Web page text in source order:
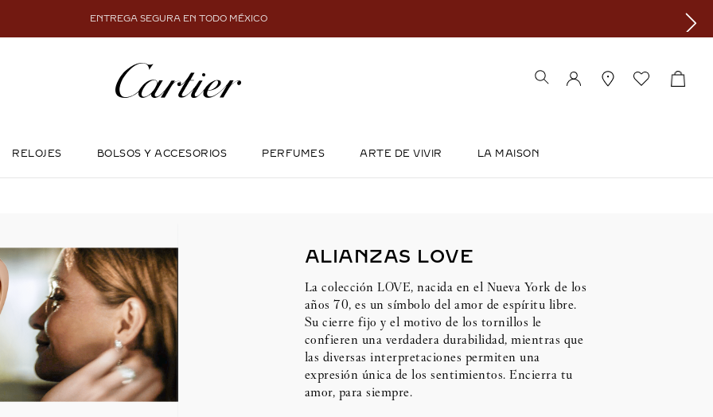
ENTREGA SEGURA EN TODO MÉXICO
RELOJES BOLSOS Y ACCESORIOS PERFUMES ARTE DE VIVIR LA MAISON
ALIANZAS LOVE
La colección LOVE, nacida en el Nueva York de los
años 70, es un símbolo del amor de espíritu libre.
Su cierre fijo y el motivo de los tornillos le
confieren una verdadera durabilidad, mientras que
las diversas interpretaciones permiten una
expresión única de los sentimientos. Encierra tu
amor, para siempre.